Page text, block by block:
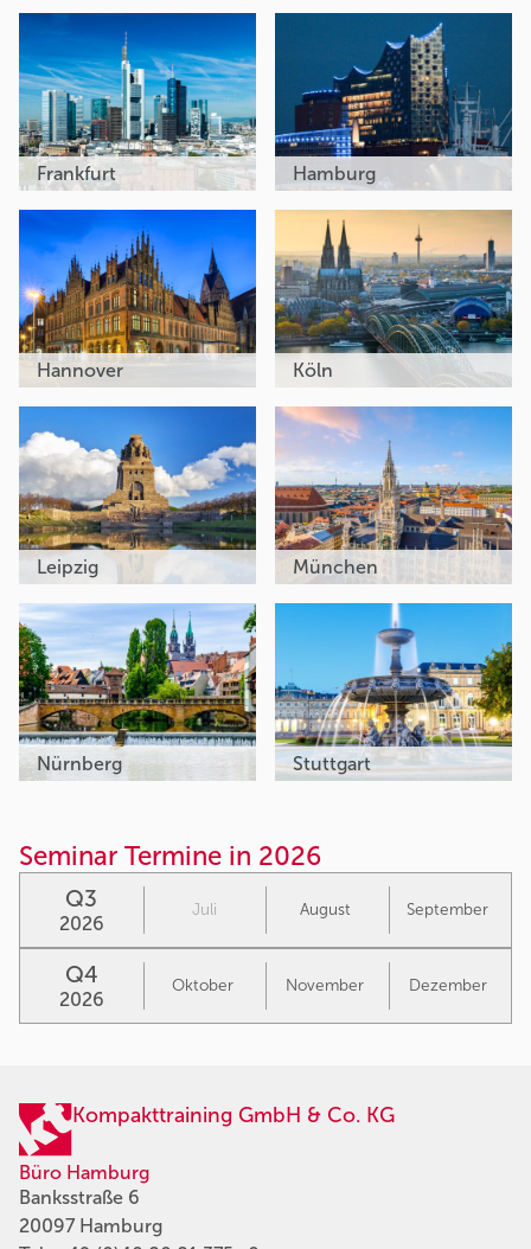
Frankfurt Hamburg
Hannover Köln
Leipzig München
Nürnberg Stuttgart
Seminar Termine in 2026
Q3
2026
Juli August September
Q4
2026
Oktober November Dezember
Kompakttraining GmbH & Co. KG
Büro Hamburg
Banksstraße 6
20097 Hamburg